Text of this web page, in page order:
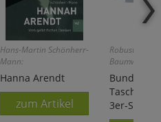
Hans-Martin Schönherr-
Mann:
Hanna Arendt
zum Artikel
Robust: Aus
Baumwolle!
3er-Set